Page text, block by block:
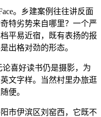
。乡建案例往往讲反面
特劣势来自哪里？一个严
平易近宿，既有表扬的报
出格对劲的形态。
喜好读书仍是摄影，为
文字样。当然村里办旅逛
便。
伊滨区刘窑西，它既不